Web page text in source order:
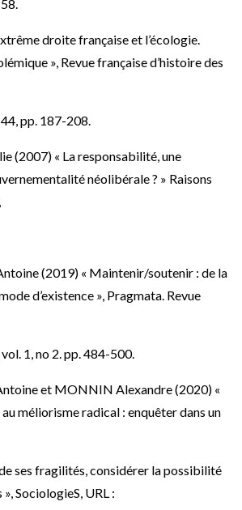
droite française et l’écologie.
», Revue française d’histoire des
pp. 187-208.
(2007) « La responsabilité, une
néolibérale ? » Raisons
(2019) « Maintenir/soutenir : de la
d’existence », Pragmata. Revue
1, no 2. pp. 484-500.
et MONNIN Alexandre (2020) «
méliorisme radical : enquêter dans un
ses fragilités, considérer la possibilité
SociologieS, URL :